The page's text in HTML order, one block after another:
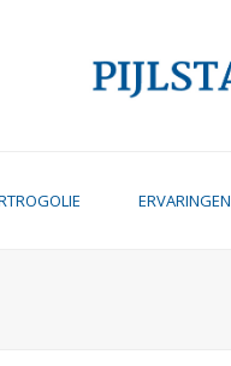
ERVARINGEN